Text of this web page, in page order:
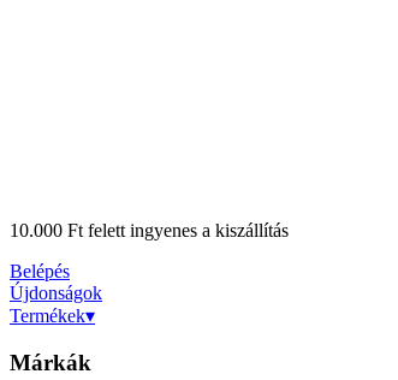
10.000 Ft felett ingyenes a kiszállítás
Belépés
Újdonságok
Termékek▾
Márkák